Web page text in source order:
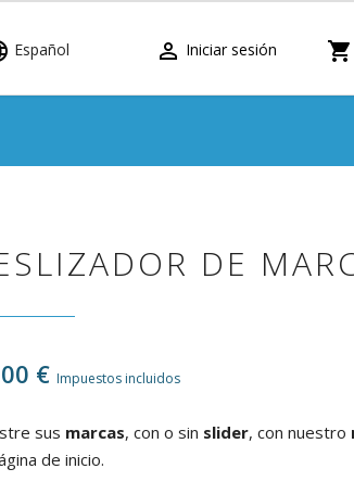
Español  Iniciar sesión shopping_cart
DE
€ Impuestos incluidos
sus marcas, con o sin slider, con nuestro
de inicio.